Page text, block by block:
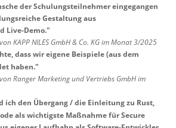
der Schulungsteilnehmer eingegangen
Gestaltung aus
Live-Demo."
KAPP NILES GmbH & Co. KG im Monat 3/2025
dass wir eigene Beispiele (aus dem
haben."
Ranger Marketing und Vertriebs GmbH im
ich den Übergang / die Einleitung zu Rust,
als wichtigste Maßnahme für Secure